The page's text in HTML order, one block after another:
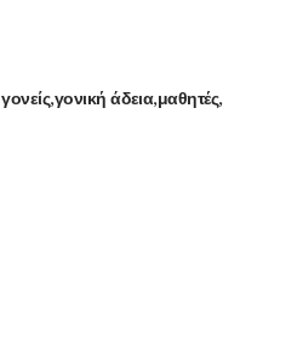
γονείς γονική άδεια μαθητές